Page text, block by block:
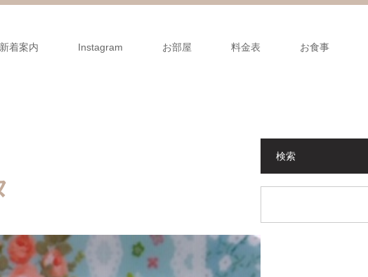
新着案内 Instagram お部屋 料金表 お食事
検索